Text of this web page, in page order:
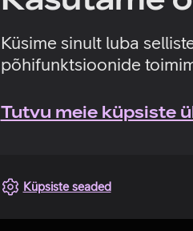
Küsime sinult luba
põhifunktsioonide
Tutvu meie küpsiste
Küpsiste seaded